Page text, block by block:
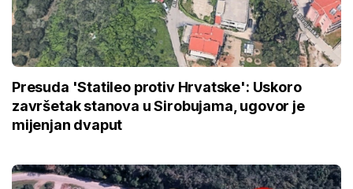
Presuda 'Statileo protiv Hrvatske': Uskoro
završetak stanova u Sirobujama, ugovor je
mijenjan dvaput